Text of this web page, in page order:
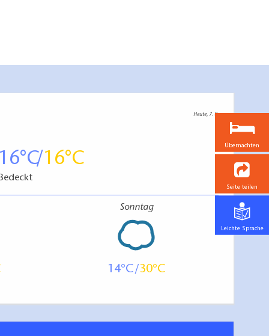
Heute, 7. 8.
16 16
Bedeckt
Sonntag
14 30
Übernachten
Seite teilen
Leichte Sprache